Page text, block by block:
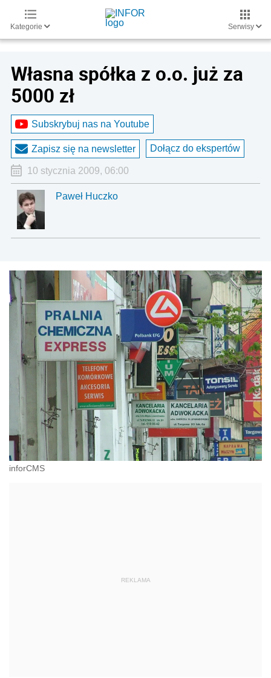
Kategorie Serwisy
Własna spółka z o.o. już za
5000 zł
Subskrybuj nas na Youtube
Zapisz się na newsletter Dołącz do ekspertów
10 stycznia 2009, 06:00
Paweł Huczko
inforCMS